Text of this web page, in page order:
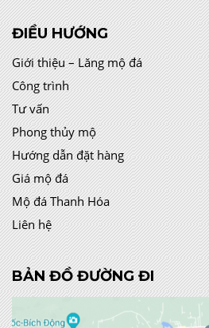
ĐIỀU HƯỚNG
Giới thiệu – Lăng mộ đá
Công trình
Tư vấn
Phong thủy mộ
Hướng dẫn đặt hàng
Giá mộ đá
Mộ đá Thanh Hóa
Liên hệ
BẢN ĐỒ ĐƯỜNG ĐI